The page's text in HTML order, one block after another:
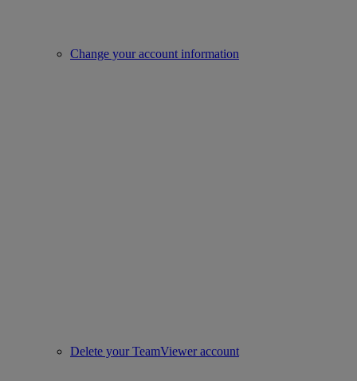
Change your account information
Delete your TeamViewer account